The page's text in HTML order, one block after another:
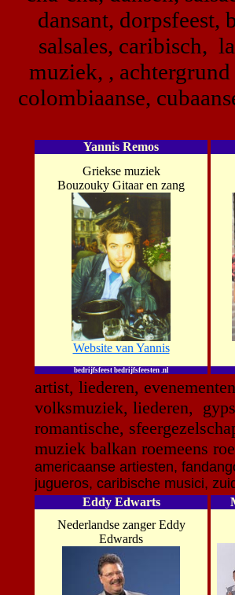
dansant, dorpsfeest,
salsales, caribisch,
muziek, ,
colombiaanse,
Yannis Remos
Griekse muziek
Bouzouky Gitaar en zang
Website van Yannis
bedrijfsfeest bedrijfsfeesten .nl
artist, liederen,
volksmuziek, liederen,
romantische,
muziek balkan roemeens
americaanse artiesten,
jugueros, caribische musici,
Eddy Edwarts
Nederlandse zanger Eddy
Edwards